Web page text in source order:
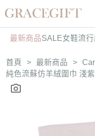
最新商品SALE女鞋流
首頁 > 最新商品 >
純色流蘇仿羊絨圍巾 淺紫